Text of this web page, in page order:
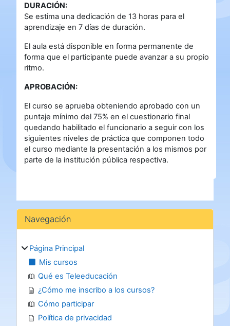
DURACIÓN:
Se estima una dedicación de 13 horas para el
aprendizaje en 7 días de duración.
El aula está disponible en forma permanente de
forma que el participante puede avanzar a su propio
ritmo.
APROBACIÓN:
El curso se aprueba obteniendo aprobado con un
puntaje mínimo del 75% en el cuestionario final
quedando habilitado el funcionario a seguir con los
siguientes niveles de práctica que componen todo
el curso mediante la presentación a los mismos por
parte de la institución pública respectiva.
Bloques
Salta Navegación
Navegación
Página Principal
Mis cursos
Qué es Teleeducación
¿Cómo me inscribo a los cursos?
Cómo participar
Política de privacidad